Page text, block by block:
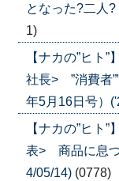
となった?二人
1)
【ナカの”ヒ
社長> ”消費者
年5月16日号）
【ナカの”ヒ
表> 商品に息
4/05/14) (0778)